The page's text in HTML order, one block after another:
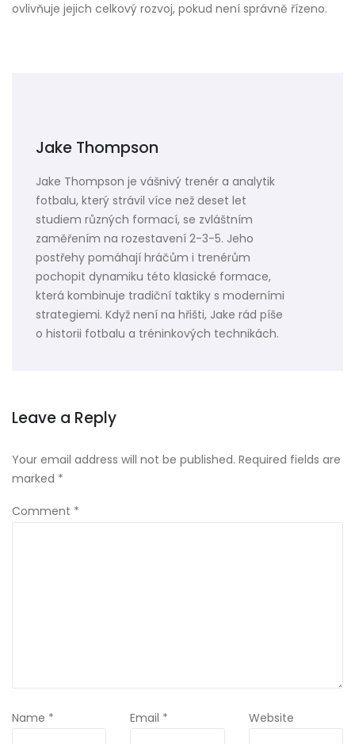
ovlivňuje jejich celkový rozvoj, pokud není správně řízeno.
Jake Thompson
Jake Thompson je vášnivý trenér a analytik
fotbalu, který strávil více než deset let
studiem různých formací, se zvláštním
zaměřením na rozestavení 2-3-5. Jeho
postřehy pomáhají hráčům i trenérům
pochopit dynamiku této klasické formace,
která kombinuje tradiční taktiky s moderními
strategiemi. Když není na hřišti, Jake rád píše
o historii fotbalu a tréninkových technikách.
Leave a Reply
Your email address will not be published. Required fields are
marked *
Comment *
Name * Email * Website